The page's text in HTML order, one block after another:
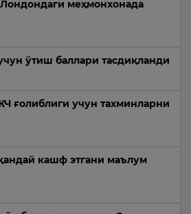
меҳмонхонада
ўтиш баллари тасдиқланди
ғолиблиги учун тахминларни
кашф этгани маълум